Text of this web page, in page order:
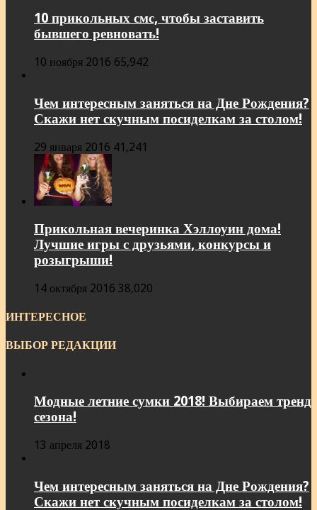
10 прикольных смс, чтобы заставить
бывшего ревновать!
10 ноября 2016 65,942
Чем интересным заняться на Дне Рождения?
Скажи нет скучным посиделкам за столом!
29 января 2016 41,241
Прикольная вечеринка Хэллоуин дома!
Лучшие игры с друзьями, конкурсы и
розыгрыши!
14 октября 2016 38,020
ИНТЕРЕСНОЕ
ВЫБОР РЕДАКЦИИ
Модные летние сумки 2018! Выбираем тренд
сезона!
13 апреля 2018
Чем интересным заняться на Дне Рождения?
Скажи нет скучным посиделкам за столом!